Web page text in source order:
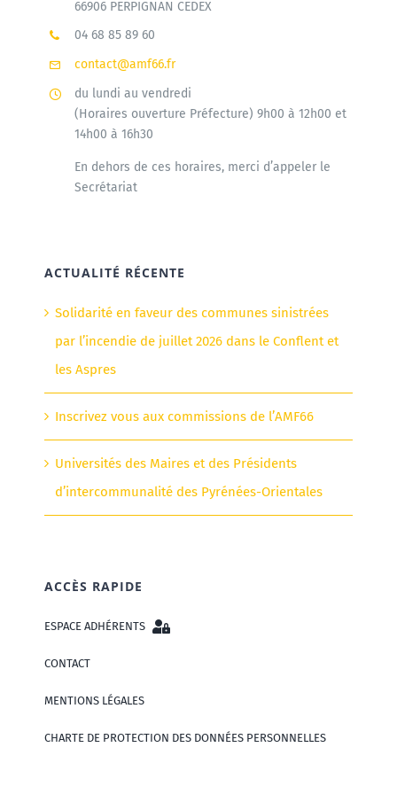
66906 PERPIGNAN CEDEX
04 68 85 89 60
contact@amf66.fr
du lundi au vendredi
(Horaires ouverture Préfecture) 9h00 à 12h00 et
14h00 à 16h30
En dehors de ces horaires, merci d’appeler le
Secrétariat
ACTUALITÉ RÉCENTE
Solidarité en faveur des communes sinistrées
par l’incendie de juillet 2026 dans le Conflent et
les Aspres
Inscrivez vous aux commissions de l’AMF66
Universités des Maires et des Présidents
d’intercommunalité des Pyrénées-Orientales
ACCÈS RAPIDE
ESPACE ADHÉRENTS
CONTACT
MENTIONS LÉGALES
CHARTE DE PROTECTION DES DONNÉES PERSONNELLES